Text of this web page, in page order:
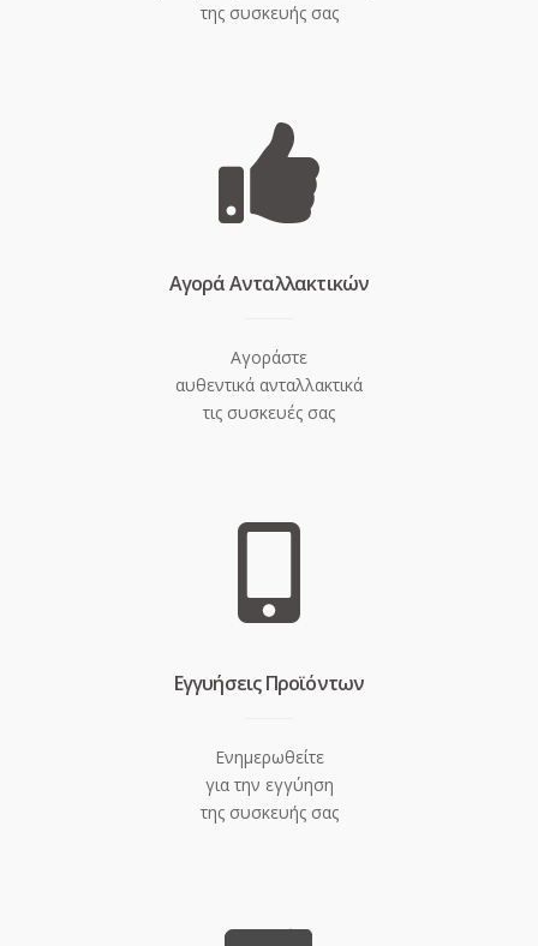
της συσκευής σας
Aγορά Ανταλλακτικών
Αγοράστε
αυθεντικά ανταλλακτικά
τις συσκευές σας
Eγγυήσεις Προϊόντων
Ενημερωθείτε
για την εγγύηση
της συσκευής σας